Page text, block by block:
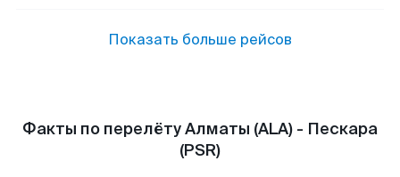
Показать больше рейсов
Факты по перелёту Алматы (ALA) - Пескара
(PSR)